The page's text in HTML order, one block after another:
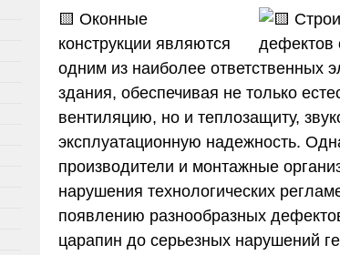
🟨 Оконные
конструкции являются
одним из наиболее ответственных
здания, обеспечивая не только
вентиляцию, но и теплозащиту,
эксплуатационную надежность.
производители и монтажные
нарушения технологических
появлению разнообразных
царапин до серьезных нарушений